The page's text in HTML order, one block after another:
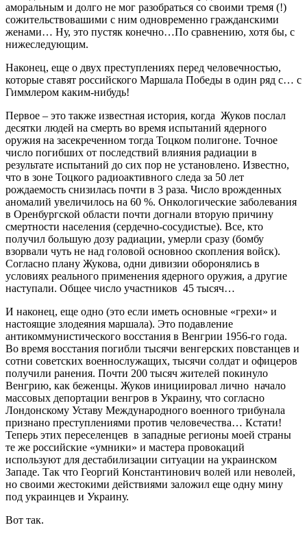
аморальным и долго не мог разобраться со своими тремя (!)
сожительствовашими с ним одновременно гражданскими
женами… Ну, это пустяк конечно…По сравнению, хотя бы, с
нижеследующим.
Наконец, еще о двух преступлениях перед человечностью,
которые ставят российского Маршала Победы в один ряд с… с
Гиммлером каким-нибудь!
Первое – это также известная история, когда Жуков послал
десятки людей на смерть во время испытаний ядерного
оружия на засекреченном тогда Тоцком полигоне. Точное
число погибших от последствий влияния радиации в
результате испытаний до сих пор не установлено. Известно,
что в зоне Тоцкого радиоактивного следа за 50 лет
рождаемость снизилась почти в 3 раза. Число врожденных
аномалий увеличилось на 60 %. Онкологические заболевания
в Оренбургской области почти догнали вторую причину
смертности населения (сердечно-сосудистые). Все, кто
получил большую дозу радиации, умерли сразу (бомбу
взорвали чуть не над головой основноо скопления войск).
Согласно плану Жукова, одни дивизии оборонялись в
условиях реального применения ядерного оружия, а другие
наступали. Общее число участников 45 тысяч…
И наконец, еще одно (это если иметь основные «грехи» и
настоящие злодеяния маршала). Это подавление
антикоммунистического восстания в Венгрии 1956-го года.
Во время восстания погибли тысячи венгерских повстанцев и
сотни советских военнослужащих, тысячи солдат и офицеров
получили ранения. Почти 200 тысяч жителей покинуло
Венгрию, как беженцы. Жуков инициировал лично начало
массовых депортации венгров в Украину, что согласно
Лондонскому Уставу Международного военного трибунала
признано преступлениями против человечества… Кстати!
Теперь этих переселенцев в западные регионы моей страны
те же российские «умники» и мастера провокаций
используют для дестабилизации ситуации на украинском
Западе. Так что Георгий Константинович волей или неволей,
но своими жестокими действиями заложил еще одну мину
под украинцев и Украину.
Вот так.